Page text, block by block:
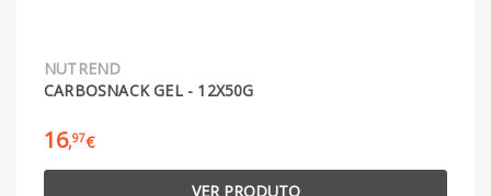
NUTREND
CARBOSNACK GEL - 12X50G
16,97€
VER PRODUTO